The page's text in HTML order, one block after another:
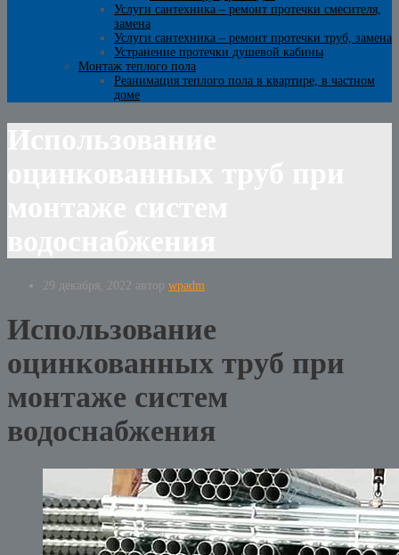
Услуги сантехника – ремонт протечки смесителя,
замена
Услуги сантехника – ремонт протечки труб, замена
Устранение протечки душевой кабины
Монтаж теплого пола
Реанимация теплого пола в квартире, в частном
доме
29 декабря, 2022 автор wpadm
Использование
оцинкованных труб при
монтаже систем
водоснабжения